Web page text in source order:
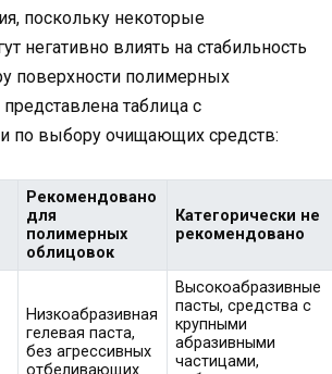
поскольку некоторые
негативно влиять на стабильность
поверхности полимерных
таблица с
по выбору очищающих средств:
Рекомендовано
для
полимерных
облицовок
Категорически не
рекомендовано
Низкоабразивная
гелевая паста,
без агрессивных
отбеливающих
Высокоабразивные
пасты, средства с
крупными
абразивными
частицами,